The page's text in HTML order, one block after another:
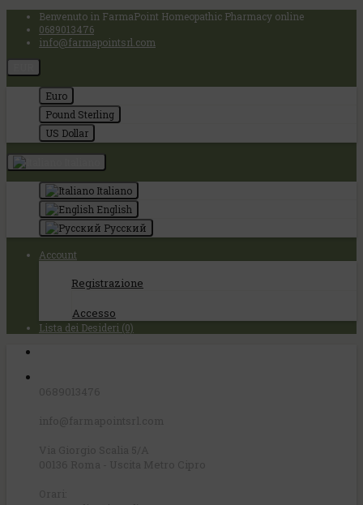
Benvenuto in FarmaPoint Homeopathic Pharmacy online
0689013476
info@farmapointsrl.com
Euro
Pound Sterling
US Dollar
Italiano
English
Русский
Account
Registrazione
Accesso
Lista dei Desideri (0)